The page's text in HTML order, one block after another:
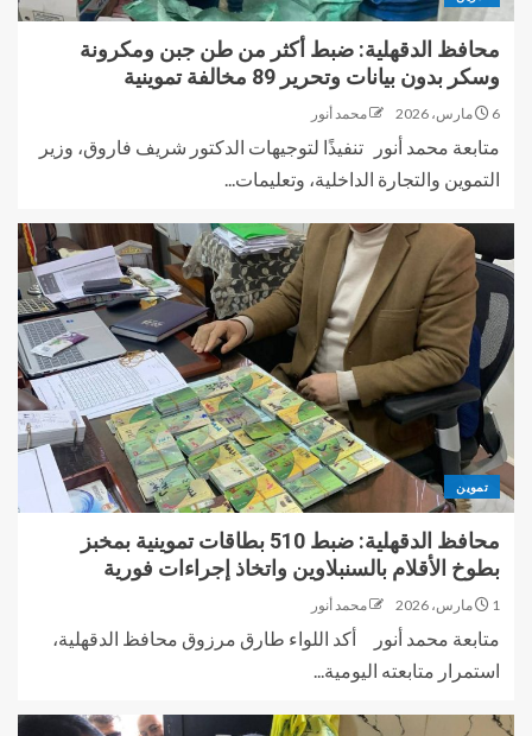
محافظ الدقهلية: ضبط أكثر من طن جبن ومكرونة
وسكر بدون بيانات وتحرير 89 مخالفة تموينية
6 مارس، 2026 محمد أنور
متابعة محمد أنور تنفيذًا لتوجيهات الدكتور شريف فاروق، وزير
التموين والتجارة الداخلية، وتعليمات...
تموين
محافظ الدقهلية: ضبط 510 بطاقات تموينية بمخبز
بطوخ الأقلام بالسنبلاوين واتخاذ إجراءات فورية
1 مارس، 2026 محمد أنور
متابعة محمد أنور أكد اللواء طارق مرزوق محافظ الدقهلية،
استمرار متابعته اليومية...